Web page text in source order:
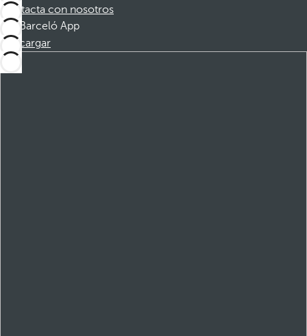
Contacta con nosotros
Barceló App
Descargar